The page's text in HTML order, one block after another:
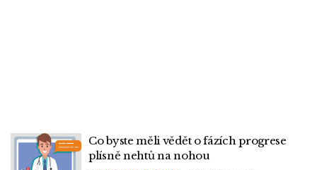
Co byste měli vědět o fázích progrese
plísně nehtů na nohou